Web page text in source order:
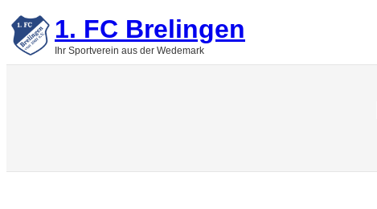
Zum
Inhalt
springen1. FC Brelingen
Ihr Sportverein aus der Wedemark